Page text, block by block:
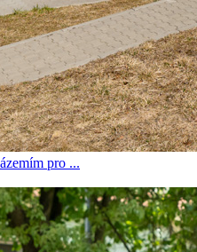
pro ...